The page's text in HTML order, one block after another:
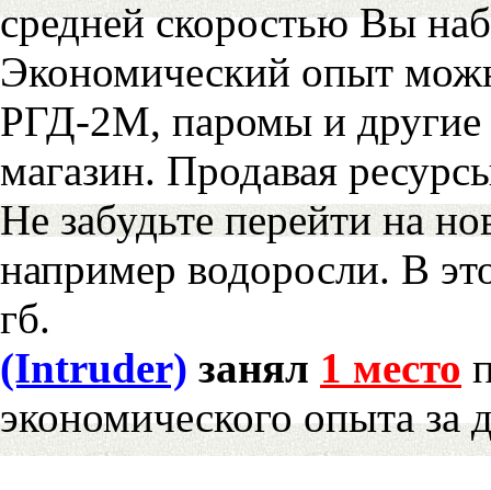
средней скоростью Вы
Экономический опыт
РГД-2М, паромы и другие
магазин. Продавая
Не забудьте перейти на
например водоросли. В
гб.
(Intruder) занял 1 место
экономического опыта за